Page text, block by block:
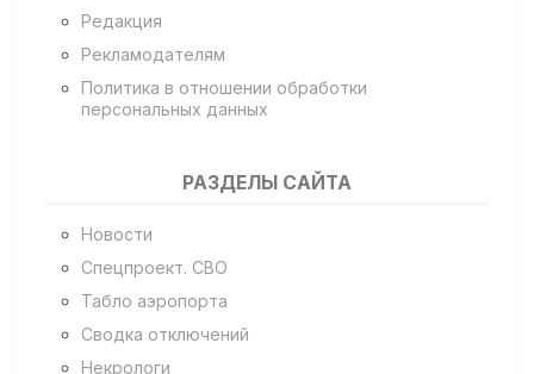
Редакция
Рекламодателям
Политика в отношении обработки
персональных данных
РАЗДЕЛЫ САЙТА
Новости
Спецпроект. СВО
Табло аэропорта
Сводка отключений
Некрологи